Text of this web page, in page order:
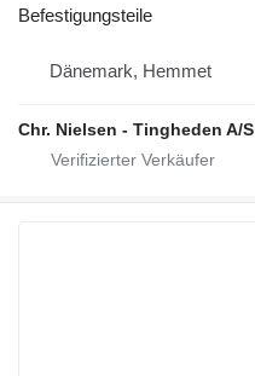
Befestigungsteile
Dänemark, Hemmet
Chr. Nielsen - Tingheden A/S